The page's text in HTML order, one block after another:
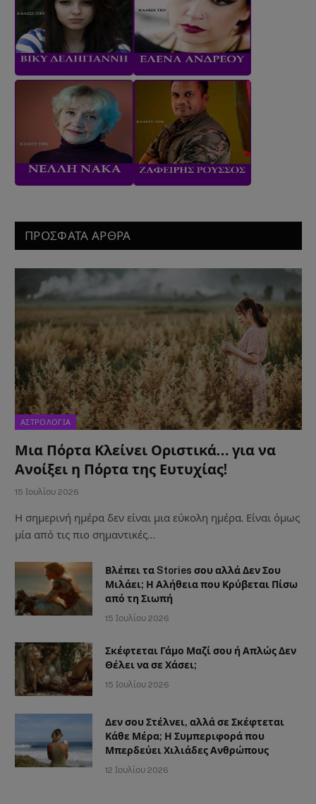
ΠΡΟΣΦΑΤΑ ΑΡΘΡΑ
ΑΣΤΡΟΛΟΓΙΑ
Μια Πόρτα Κλείνει Οριστικά… για να
Ανοίξει η Πόρτα της Ευτυχίας!
15 Ιουλίου 2026
Η σημερινή ημέρα δεν είναι μια εύκολη ημέρα. Είναι όμως
μία από τις πιο σημαντικές…
Βλέπει τα Stories σου αλλά Δεν Σου
Μιλάει; Η Αλήθεια που Κρύβεται Πίσω
από τη Σιωπή
15 Ιουλίου 2026
Σκέφτεται Γάμο Μαζί σου ή Απλώς Δεν
Θέλει να σε Χάσει;
15 Ιουλίου 2026
Δεν σου Στέλνει, αλλά σε Σκέφτεται
Κάθε Μέρα; Η Συμπεριφορά που
Μπερδεύει Χιλιάδες Ανθρώπους
12 Ιουλίου 2026